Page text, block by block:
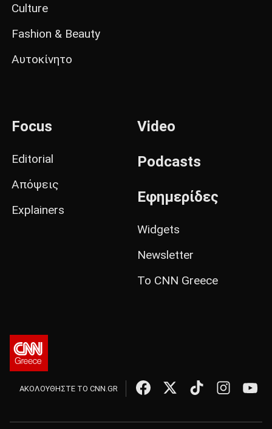
Culture
Fashion & Beauty
Αυτοκίνητο
Focus
Editorial
Απόψεις
Explainers
Video
Podcasts
Εφημερίδες
Widgets
Newsletter
Το CNN Greece
ΑΚΟΛΟΥΘΗΣΤΕ ΤΟ CNN.GR